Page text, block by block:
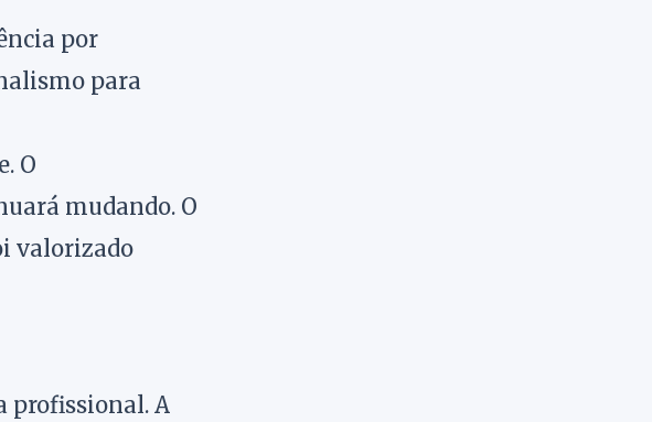
por
para
O
mudando. O
valorizado
profissional. A